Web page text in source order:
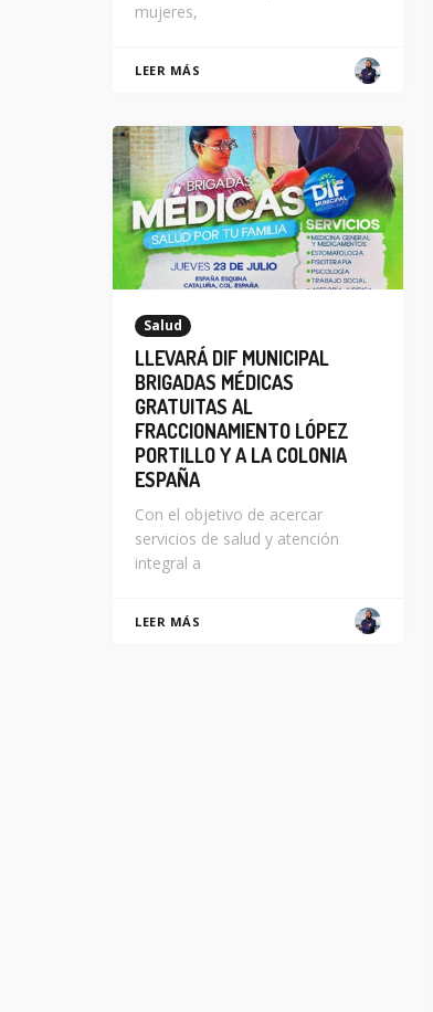
mujeres,
LEER MÁS
Salud
LLEVARÁ DIF MUNICIPAL
BRIGADAS MÉDICAS
GRATUITAS AL
FRACCIONAMIENTO LÓPEZ
PORTILLO Y A LA COLONIA
ESPAÑA
Con el objetivo de acercar
servicios de salud y atención
integral a
LEER MÁS